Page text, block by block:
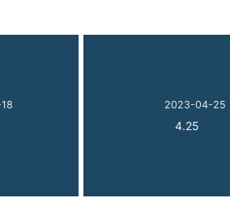
2023-04-25
4.25